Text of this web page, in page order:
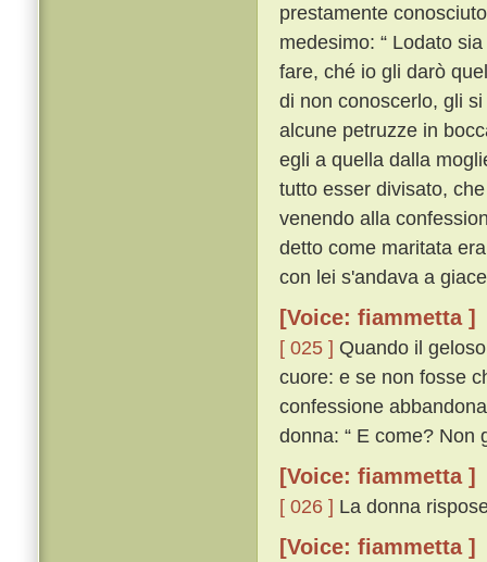
prestamente
medesimo: “ Lodato
fare, ché io gli darò
di non conoscerlo, gli
alcune petruzze in
egli a quella dalla
tutto esser divisato,
venendo alla
detto come maritata
con lei s'andava a
[Voice: fiammetta ]
[ 025 ] Quando il
cuore: e se non fosse
confessione
donna: “ E come? Non
[Voice: fiammetta ]
[ 026 ] La donna
[Voice: fiammetta ]